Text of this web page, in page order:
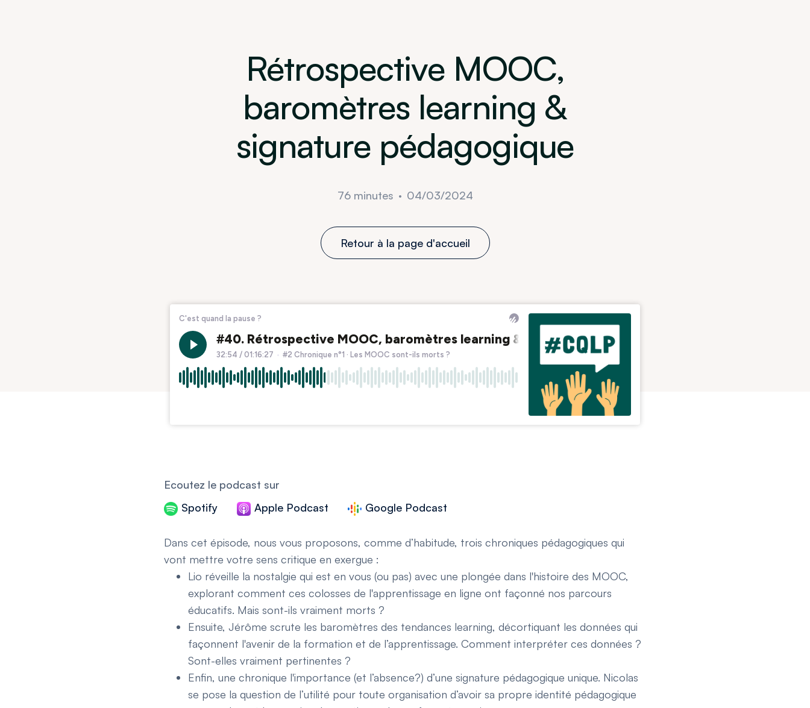
Rétrospective MOOC,
baromètres learning &
signature pédagogique
76 minutes • 04/03/2024
Retour à la page d'accueil
Ecoutez le podcast sur
Spotify
Apple Podcast Google Podcast
Dans cet épisode, nous vous proposons, comme d’habitude, trois chroniques pédagogiques qui
vont mettre votre sens critique en exergue :
Lio réveille la nostalgie qui est en vous (ou pas) avec une plongée dans l'histoire des MOOC,
explorant comment ces colosses de l'apprentissage en ligne ont façonné nos parcours
éducatifs. Mais sont-ils vraiment morts ?
Ensuite, Jérôme scrute les baromètres des tendances learning, décortiquant les données qui
façonnent l'avenir de la formation et de l’apprentissage. Comment interpréter ces données ?
Sont-elles vraiment pertinentes ?
Enfin, une chronique l'importance (et l’absence?) d’une signature pédagogique unique. Nicolas
se pose la question de l’utilité pour toute organisation d’avoir sa propre identité pédagogique